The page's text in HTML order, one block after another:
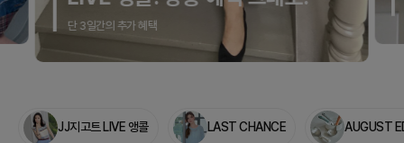
JJ지고트 LIVE 앵콜 LAST CHANCE AUGUST